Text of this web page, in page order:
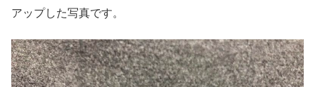
アップした写真です。